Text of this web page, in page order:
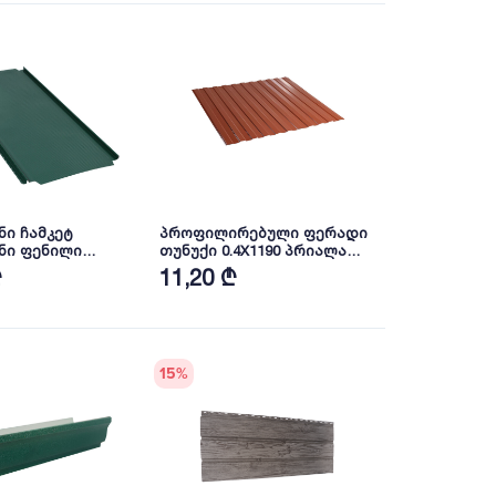
ჩამკეტ
ფენილი
RAL 6005
პროფილირებული ფერადი
თუნუქი 0.4X1190 პრიალა
RAL8004 NOVA
11,20 ₾
15%